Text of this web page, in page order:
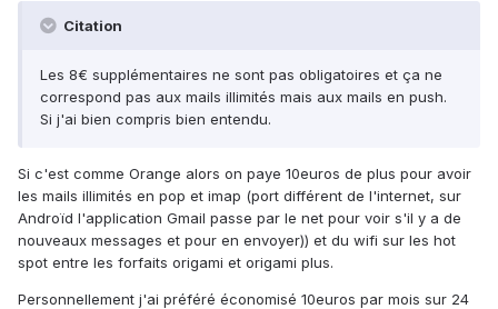
Citation
Les 8€ supplémentaires ne sont pas obligatoires et ça ne
correspond pas aux mails illimités mais aux mails en push.
Si j'ai bien compris bien entendu.
Si c'est comme Orange alors on paye 10euros de plus pour avoir
les mails illimités en pop et imap (port différent de l'internet, sur
Androïd l'application Gmail passe par le net pour voir s'il y a de
nouveaux messages et pour en envoyer)) et du wifi sur les hot
spot entre les forfaits origami et origami plus.
Personnellement j'ai préféré économisé 10euros par mois sur 24